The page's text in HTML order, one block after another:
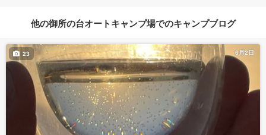
他の御所の台オートキャンプ場でのキャンプブログ
6月2日
23